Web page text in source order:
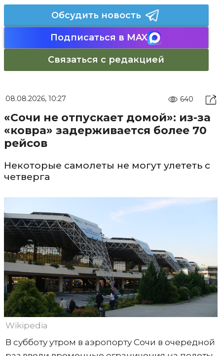
Обсудить новость
Подписаться в MAX
Связаться с редакцией
08.08.2026, 10:27 640
«Сочи не отпускает домой»: из-за
«ковра» задерживается более 70
рейсов
Некоторые самолеты не могут улететь с
четверга
Wikipedia
В субботу утром в аэропорту Сочи в очередной